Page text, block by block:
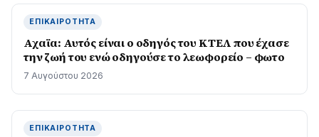
ΕΠΙΚΑΙΡΌΤΗΤΑ
Αχαϊα: Αυτός είναι ο οδηγός του ΚΤΕΛ που έχασε
την ζωή του ενώ οδηγούσε το λεωφορείο – φωτο
7 Αυγούστου 2026
ΕΠΙΚΑΙΡΌΤΗΤΑ